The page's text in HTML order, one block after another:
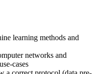
learning methods and
networks and
cases